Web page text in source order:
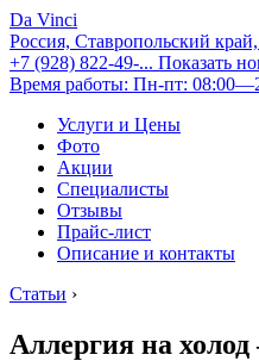
Da Vinci
Россия, Ставропольский
+7 (928) 822-49-... Показать
Время работы: Пн-пт:
Услуги и Цены
Фото
Акции
Специалисты
Отзывы
Прайс-лист
Описание и контакты
Статьи ›
Аллергия на